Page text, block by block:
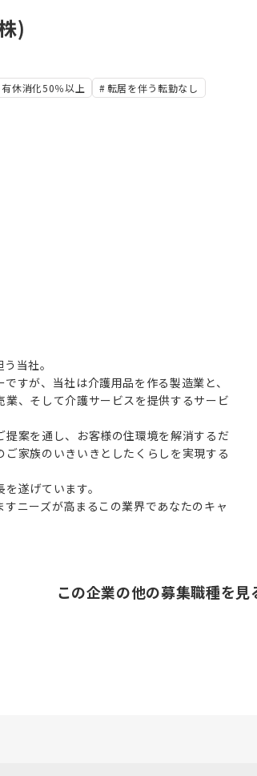
)
有休消化50％以上 転居を伴う転勤なし
当社。
すが、当社は介護用品を作る製造業と、
、そして介護サービスを提供するサービ
案を通し、お客様の住環境を解消するだ
家族のいきいきとしたくらしを実現する
遂げています。
ニーズが高まるこの業界であなたのキャ
この企業の他の募集職種を見